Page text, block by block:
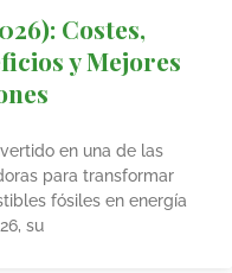
Costes,
y Mejores
en una de las
para transformar
fósiles en energía
su